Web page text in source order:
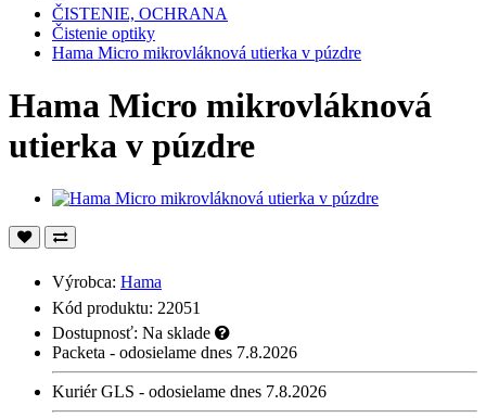
ČISTENIE, OCHRANA
Čistenie optiky
Hama Micro mikrovláknová utierka v púzdre
Hama Micro mikrovláknová
utierka v púzdre
Výrobca: Hama
Kód produktu: 22051
Dostupnosť: Na sklade
Packeta - odosielame dnes 7.8.2026
Kuriér GLS - odosielame dnes 7.8.2026